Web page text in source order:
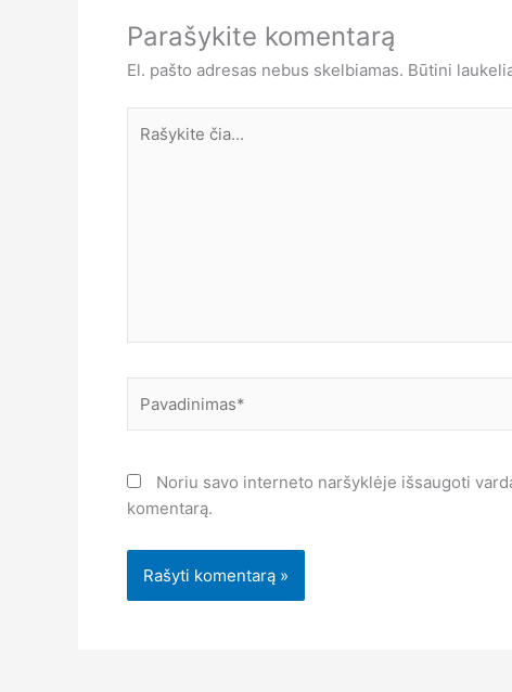
Parašykite komentarą
El. pašto adresas nebus skelbiamas. Būtini
čia...
Noriu savo interneto naršyklėje išsaugoti
komentarą.